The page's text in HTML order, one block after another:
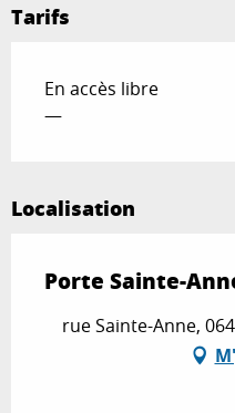
Tarifs
En accès libre
—
Localisation
Porte Sainte-
rue Sainte-Anne,